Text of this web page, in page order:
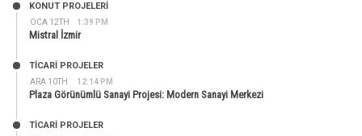
OCA 12TH 1:39 PM
KONUT PROJELERI
Mistral İzmir
ARA 10TH 12:14 PM
TİCARİ PROJELER
Plaza Görünümlü Sanayi Projesi: Modern Sanayi Merkezi
TİCARİ PROJELER